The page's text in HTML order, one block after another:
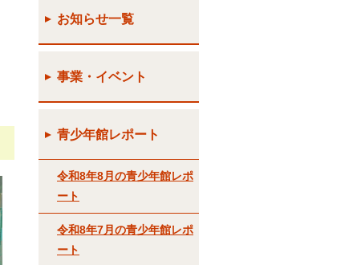
お知らせ一覧
事業・イベント
青少年館レポート
令和8年8月の青少年館レポ
ート
令和8年7月の青少年館レポ
ート